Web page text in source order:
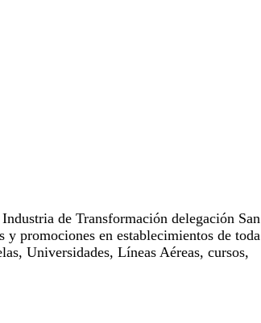
de Transformación delegación San
promociones en establecimientos de toda
Universidades, Líneas Aéreas, cursos,